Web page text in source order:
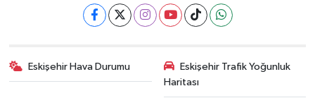
Eskişehir Hava Durumu
Eskişehir Trafik Yoğunluk
Haritası